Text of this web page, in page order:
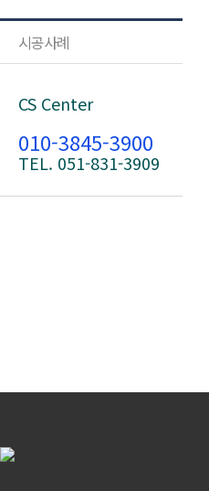
시공사례
CS Center
010-3845-3900
TEL. 051-831-3909